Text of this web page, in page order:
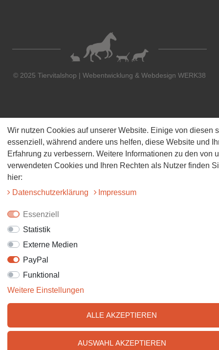
© 2025 Tiervitalshop | Webentwicklung & Webdesign WERK38
Wir nutzen Cookies auf unserer Website. Einige von diesen
essenziell, während andere uns helfen, diese Website und
Erfahrung zu verbessern. Weitere Informationen zu den von
verwendeten Cookies und Ihren Rechten als Nutzer finden
hier:
Daten­schutz­erklärung
Impressum
Essenziell
Statistik
Externe Medien
PayPal
Funktional
Weitere Einstellungen
ALLE AKZEPTIEREN
AUSWAHL AKZEPTIEREN